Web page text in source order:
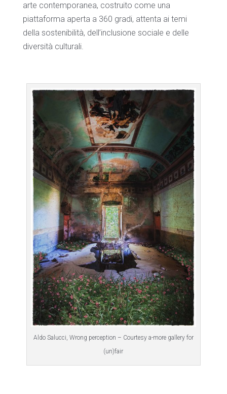
arte contemporanea, costruito come una
piattaforma aperta a 360 gradi, attenta ai temi
della sostenibilità, dell’inclusione sociale e delle
diversità culturali.
Aldo Salucci, Wrong perception – Courtesy a-more gallery for
(un)fair